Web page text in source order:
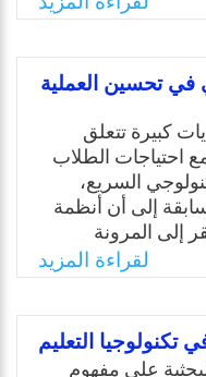
التكنولوجية
من عناصر
واردًا حدوثُها؛
أدواره التي كان
على استفسارات
التقنيات
في تحسين العملية
كبيرة تتعلق
احتياجات الطلاب
السريع،
إلى أن أنظمة
إلى المرونة
بين الطلاب. وهنا
في سد هذه
تعليمية تفاعلية
كفاءة وفعالية؛
الذكية تحليل
لقراءة المزيد
تكنولوجيا التعليم
على مفهوم